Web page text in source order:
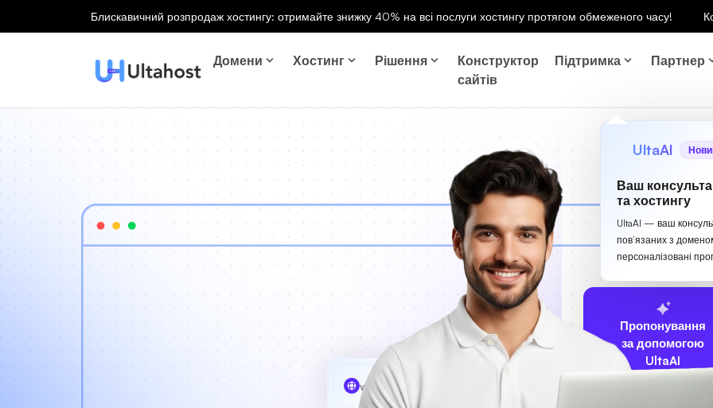
Блискавичний розпродаж хостингу: отримайте знижку 40% на всі послуги хостингу протягом обмеженого часу!
Домени Хостинг Рішення
Конструктор
сайтів
Підтримка Партнер
UltaAI
Ваш
та хостингу
UltaAI — ваш
пов’язаних з
персоналізовані
Пропонування
за допомогою
UltaAI
www MyCafe